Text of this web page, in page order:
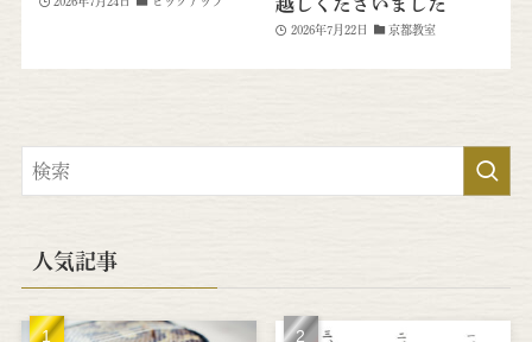
越しくださいました
2026年7月22日 京都教室
人気記事